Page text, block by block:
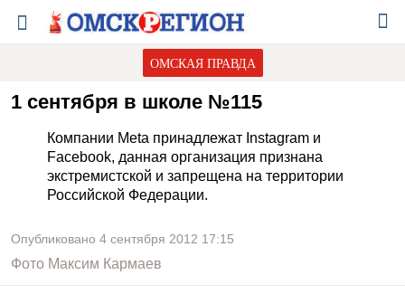
ОМСКАЯ ПРАВДА
1 сентября в школе №115
Компании Meta принадлежат Instagram и
Facebook, данная организация признана
экстремистской и запрещена на территории
Российской Федерации.
Опубликовано 4 сентября 2012 17:15
Фото Максим Кармаев